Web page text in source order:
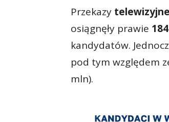
Przekazy telewizyjne
osiągnęły prawie
kandydatów.
pod tym względem
mln).